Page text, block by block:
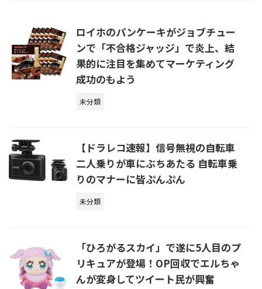
ロイホのパンケーキがジョブチュー
ンで「不合格ジャッジ」で炎上、結
果的に注目を集めてマーケティング
成功のもよう
未分類
【ドラレコ速報】信号無視の自転車
二人乗りが車にぶちあたる 自転車乗
りのマナーに皆ぷんぷん
未分類
「ひろがるスカイ」で遂に5人目のプ
リキュアが登場！OP回収でエルちゃ
んが変身してツイート民が興奮